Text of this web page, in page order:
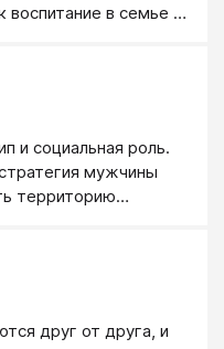
в семье —
и социальная роль.
мужчины
территорию
друг от друга, и